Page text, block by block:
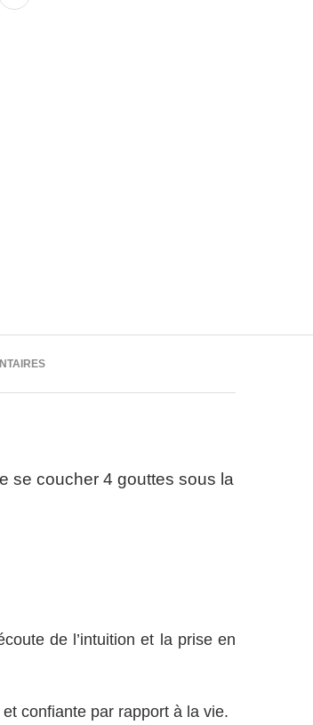
se coucher 4 gouttes sous la
de l’intuition et la prise en
confiante par rapport à la vie.